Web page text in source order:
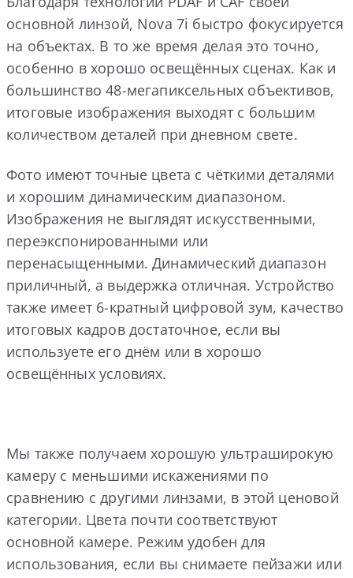
основной линзой, Nova 7i быстро фокусируется
на объектах. В то же время делая это точно,
особенно в хорошо освещённых сценах. Как и
большинство 48-мегапиксельных объективов,
итоговые изображения выходят с большим
количеством деталей при дневном свете.
Фото имеют точные цвета с чёткими деталями
и хорошим динамическим диапазоном.
Изображения не выглядят искусственными,
переэкспонированными или
перенасыщенными. Динамический диапазон
приличный, а выдержка отличная. Устройство
также имеет 6-кратный цифровой зум, качество
итоговых кадров достаточное, если вы
используете его днём или в хорошо
освещённых условиях.
Мы также получаем хорошую ультраширокую
камеру с меньшими искажениями по
сравнению с другими линзами, в этой ценовой
категории. Цвета почти соответствуют
основной камере. Режим удобен для
использования, если вы снимаете пейзажи или